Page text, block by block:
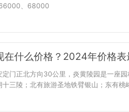
、68000
在什么价格？2024年价格表
门正北方向30公里，炎黄陵园是一座
三陵；北有旅游圣地铁臂银山；东有桃